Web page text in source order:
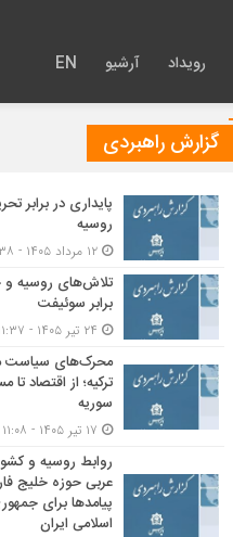
رویداد آرشیو EN
گزارش راهبردی
پایداری در برابر
روسیه
تلاش‌های روسیه
برابر سوئیفت
ترکیه؛ از اقتصاد تا
سوریه
روابط روسیه و
عربی حوزه خلیج
پیامدها برای
اسلامی ایران